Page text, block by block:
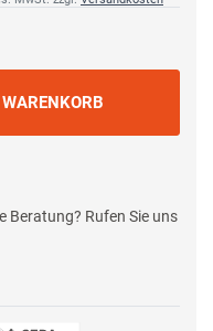
Beratung? Rufen Sie uns